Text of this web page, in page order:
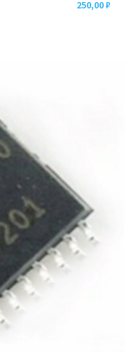
250,00₽